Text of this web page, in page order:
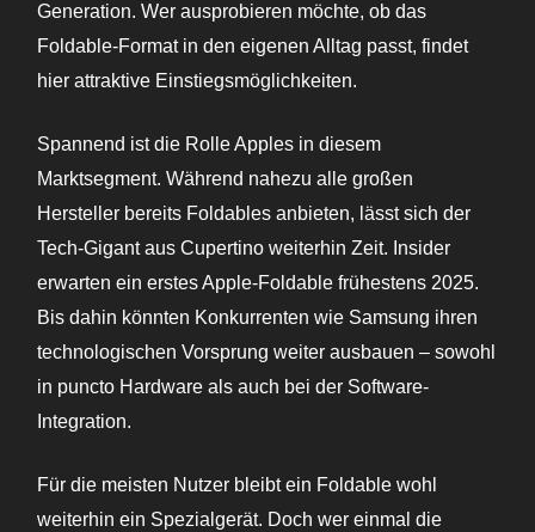
Generation. Wer ausprobieren möchte, ob das
Foldable-Format in den eigenen Alltag passt, findet
hier attraktive Einstiegsmöglichkeiten.
Spannend ist die Rolle Apples in diesem
Marktsegment. Während nahezu alle großen
Hersteller bereits Foldables anbieten, lässt sich der
Tech-Gigant aus Cupertino weiterhin Zeit. Insider
erwarten ein erstes Apple-Foldable frühestens 2025.
Bis dahin könnten Konkurrenten wie Samsung ihren
technologischen Vorsprung weiter ausbauen – sowohl
in puncto Hardware als auch bei der Software-
Integration.
Für die meisten Nutzer bleibt ein Foldable wohl
weiterhin ein Spezialgerät. Doch wer einmal die